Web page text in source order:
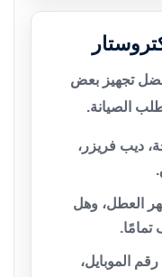
تجهيز بعض
الصيانة.
ديب فريزر،
العطل، وهل
تمامًا.
رقم الموبايل،